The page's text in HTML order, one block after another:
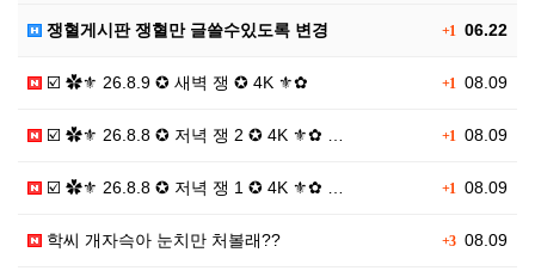
+1 06.22
쟁혈게시판 쟁혈만 글쓸수있도록 변경
+1 08.09
☑️ ✿⚜ 26.8.9 ✪ 새벽 쟁 ✪ 4K ⚜✿
+1 08.09
☑️ ✿⚜ 26.8.8 ✪ 저녁 쟁 2 ✪ 4K ⚜✿ …
+1 08.09
☑️ ✿⚜ 26.8.8 ✪ 저녁 쟁 1 ✪ 4K ⚜✿ …
+308.09
학씨 개자슥아 눈치만 처볼래??